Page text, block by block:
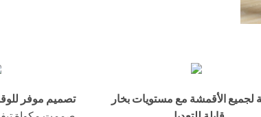
لجميع الأقمشة مع مستويات بخار
تصميم موفر